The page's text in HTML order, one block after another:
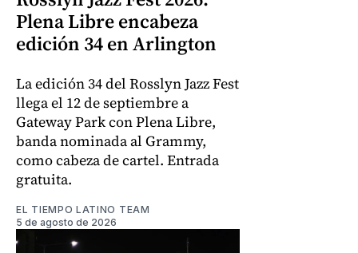
Plena Libre encabeza
edición 34 en Arlington
La edición 34 del Rosslyn Jazz Fest
llega el 12 de septiembre a
Gateway Park con Plena Libre,
banda nominada al Grammy,
como cabeza de cartel. Entrada
gratuita.
EL TIEMPO LATINO TEAM
5 de agosto de 2026